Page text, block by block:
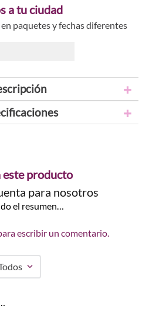
a tu ciudad
paquetes y fechas diferentes
este producto
para nosotros
el resumen…
escribir un comentario.